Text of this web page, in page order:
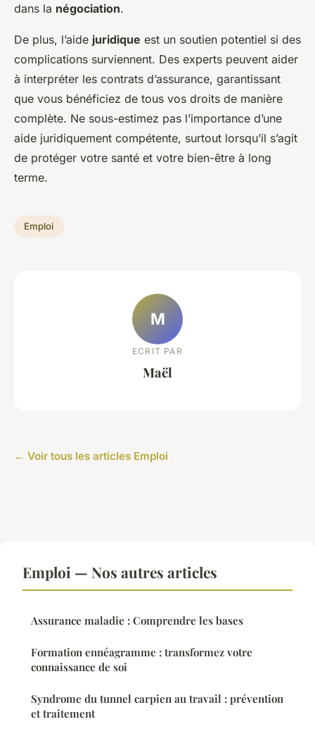
dans la négociation.
De plus, l’aide juridique est un soutien potentiel si des
complications surviennent. Des experts peuvent aider
à interpréter les contrats d’assurance, garantissant
que vous bénéficiez de tous vos droits de manière
complète. Ne sous-estimez pas l’importance d’une
aide juridiquement compétente, surtout lorsqu’il s’agit
de protéger votre santé et votre bien-être à long
terme.
Emploi
M
ECRIT PAR
Maël
← Voir tous les articles Emploi
Emploi — Nos autres articles
Assurance maladie : Comprendre les bases
Formation ennéagramme : transformez votre
connaissance de soi
Syndrome du tunnel carpien au travail : prévention
et traitement